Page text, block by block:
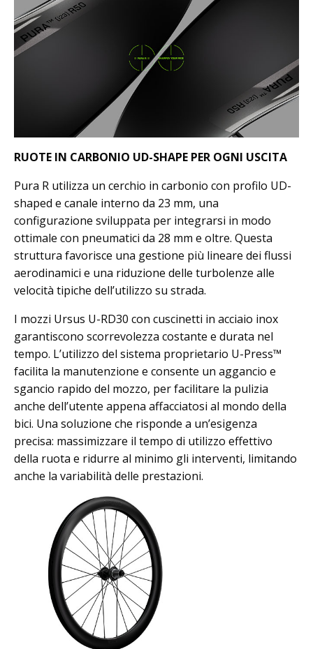
RUOTE IN CARBONIO UD-SHAPE PER OGNI USCITA
Pura R utilizza un cerchio in carbonio con profilo UD-
shaped e canale interno da 23 mm, una
configurazione sviluppata per integrarsi in modo
ottimale con pneumatici da 28 mm e oltre. Questa
struttura favorisce una gestione più lineare dei flussi
aerodinamici e una riduzione delle turbolenze alle
velocità tipiche dell’utilizzo su strada.
I mozzi Ursus U-RD30 con cuscinetti in acciaio inox
garantiscono scorrevolezza costante e durata nel
tempo. L’utilizzo del sistema proprietario U-Press™
facilita la manutenzione e consente un aggancio e
sgancio rapido del mozzo, per facilitare la pulizia
anche dell’utente appena affacciatosi al mondo della
bici. Una soluzione che risponde a un’esigenza
precisa: massimizzare il tempo di utilizzo effettivo
della ruota e ridurre al minimo gli interventi, limitando
anche la variabilità delle prestazioni.